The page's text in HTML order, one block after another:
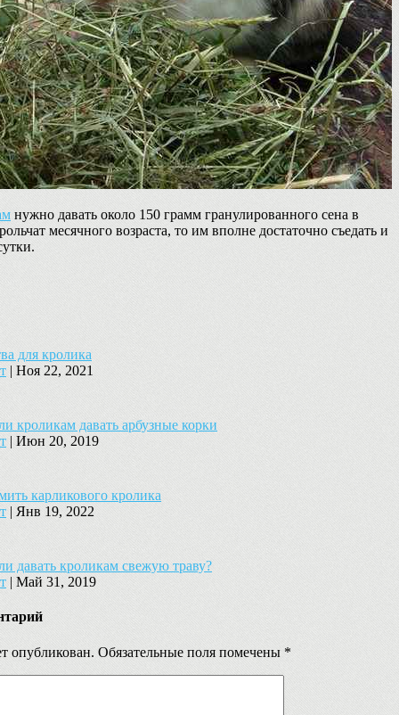
нужно давать около 150 грамм гранулированного сена в
месячного возраста, то им вполне достаточно съедать и
для кролика
| Ноя 22, 2021
кроликам давать арбузные корки
| Июн 20, 2019
карликового кролика
| Янв 19, 2022
давать кроликам свежую траву?
| Май 31, 2019
опубликован. Обязательные поля помечены *